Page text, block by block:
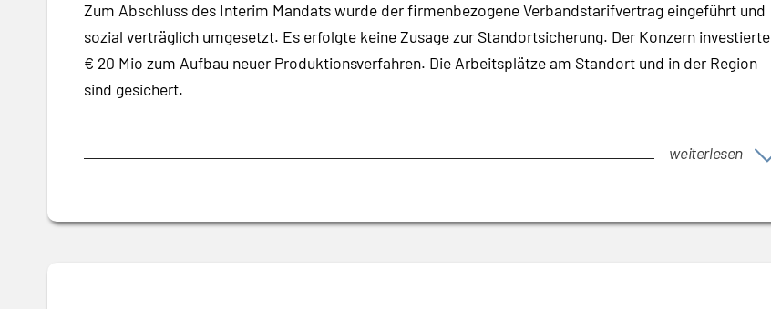
Zum Abschluss des Interim Mandats wurde der firmenbezogene Verbandstarifvertrag eingeführt und
sozial verträglich umgesetzt. Es erfolgte keine Zusage zur Standortsicherung. Der Konzern investierte
€ 20 Mio zum Aufbau neuer Produktionsverfahren. Die Arbeitsplätze am Standort und in der Region
sind gesichert.
weiterlesen